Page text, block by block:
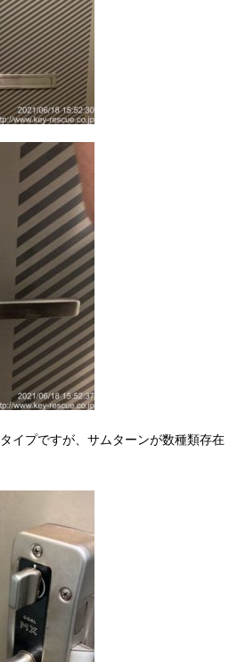
イプですが、サムターンが数種類存在